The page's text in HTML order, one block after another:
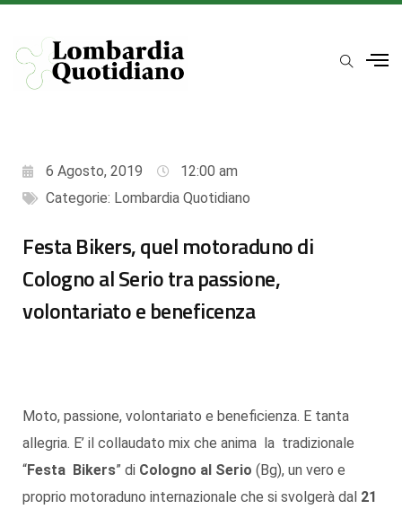
6 Agosto, 2019
12:00 am
Categorie: Lombardia Quotidiano
Festa Bikers, quel motoraduno di
Cologno al Serio tra passione,
volontariato e beneficenza
Moto, passione, volontariato e beneficienza. E tanta
allegria. E’ il collaudato mix che anima la tradizionale
“Festa Bikers” di Cologno al Serio (Bg), un vero e
proprio motoraduno internazionale che si svolgerà dal 21